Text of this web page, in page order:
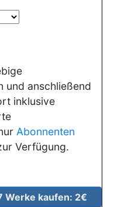
und anschließend
inklusive
Abonnenten
Verfügung.